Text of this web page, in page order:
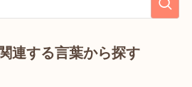
連する言葉から探す